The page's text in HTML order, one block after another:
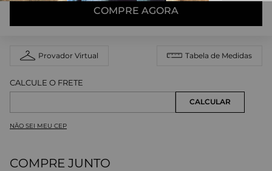
COMPRE AGORA
Provador Virtual Tabela de Medidas
NÃO SEI MEU CEP
COMPRE JUNTO